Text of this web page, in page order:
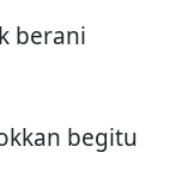
berani
begitu